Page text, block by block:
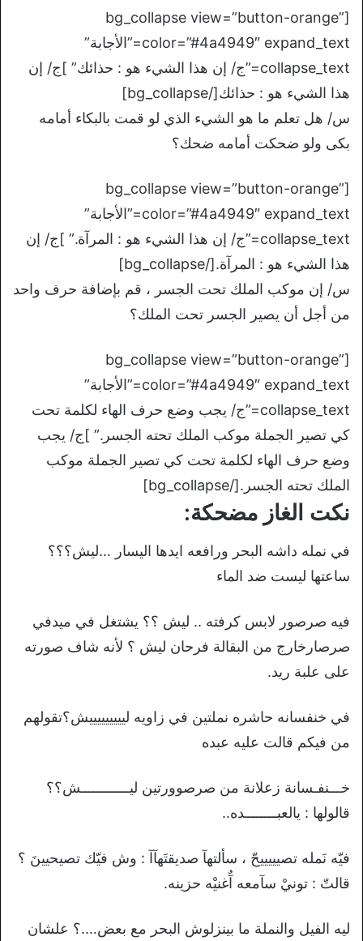
[bg_collapse view=”button-orange”
color=”#4a4949″ expand_text=”الأجابة”
collapse_text=”ج/ إن هذا الشيء هو : حذائك” ]ج/ إن
هذا الشيء هو : حذائك[/bg_collapse]
س/ هل تعلم ما هو الشيء الذي لو قمت بالبكاء أمامه
بكى ولو ضحكت أمامه ضحك؟
[bg_collapse view=”button-orange”
color=”#4a4949″ expand_text=”الأجابة”
collapse_text=”ج/ إن هذا الشيء هو : المرآة.” ]ج/ إن
هذا الشيء هو : المرآة.[/bg_collapse]
س/ إن موكب الملك تحت الجسر ، قم بإضافة حرف واحد
من أجل أن يصير الجسر تحت الملك؟
[bg_collapse view=”button-orange”
color=”#4a4949″ expand_text=”الأجابة”
collapse_text=”ج/ يجب وضع حرف الهاء لكلمة تحت
كي تصير الجملة موكب الملك تحته الجسر.” ]ج/ يجب
وضع حرف الهاء لكلمة تحت كي تصير الجملة موكب
الملك تحته الجسر.[/bg_collapse]
نكت الغاز مضحكة:
في نمله داشه البحر ورافعه ايدها اليسار …ليش؟؟؟
ساعتها ليست ضد الماء
فيه صرصور لابس كرفته .. ليش ؟؟ يشتغل في ميدفي
صرصارخارج من البقالة فرحان ليش ؟ لأنه شاف صورته
على علبة ريد.
في خنفسانه حاشره نملتين في زاويه ليييييييييش؟تقولهم
من فيكم قالت عليه عبده
خـــنفـسانة زعلانة من صرصوورتين ليــــــــــــش؟؟
قالولها : يالعبــــــــده..
فيّه نَمله تصيييييحّ ، سألتهآ صديقتَهآآ : وش فيّك تصيحيينَ ؟
قالتّ : تونيْ سآمعه آٌغنيْه حزينه.
ليه الفيل والنملة ما بينزلوش البحر مع بعض….؟ علشان